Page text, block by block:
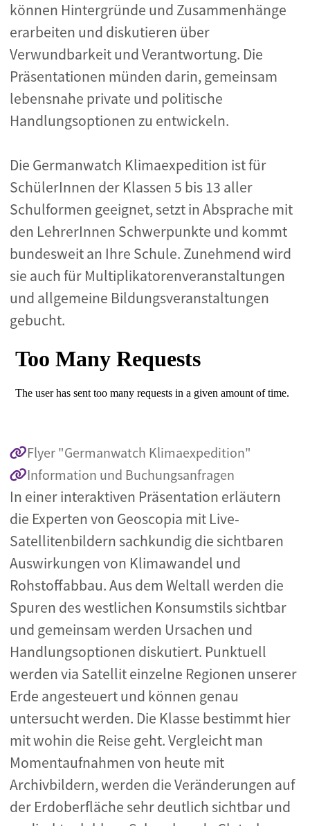
können Hintergründe und Zusammenhänge
erarbeiten und diskutieren über
Verwundbarkeit und Verantwortung. Die
Präsentationen münden darin, gemeinsam
lebensnahe private und politische
Handlungsoptionen zu entwickeln.
Die Germanwatch Klimaexpedition ist für
SchülerInnen der Klassen 5 bis 13 aller
Schulformen geeignet, setzt in Absprache mit
den LehrerInnen Schwerpunkte und kommt
bundesweit an Ihre Schule. Zunehmend wird
sie auch für Multiplikatorenveranstaltungen
und allgemeine Bildungsveranstaltungen
gebucht.
Flyer "Germanwatch Klimaexpedition"
Information und Buchungsanfragen
In einer interaktiven Präsentation erläutern
die Experten von Geoscopia mit Live-
Satellitenbildern sachkundig die sichtbaren
Auswirkungen von Klimawandel und
Rohstoffabbau. Aus dem Weltall werden die
Spuren des westlichen Konsumstils sichtbar
und gemeinsam werden Ursachen und
Handlungsoptionen diskutiert. Punktuell
werden via Satellit einzelne Regionen unserer
Erde angesteuert und können genau
untersucht werden. Die Klasse bestimmt hier
mit wohin die Reise geht. Vergleicht man
Momentaufnahmen von heute mit
Archivbildern, werden die Veränderungen auf
der Erdoberfläche sehr deutlich sichtbar und